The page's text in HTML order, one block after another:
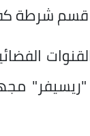
قسم شرطة
بالمخالفة للقانون،